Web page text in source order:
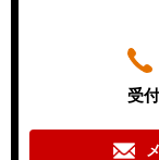
受